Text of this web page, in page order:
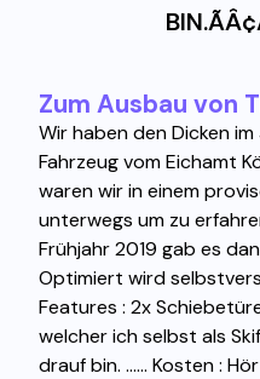
Zum Ausbau von
Wir haben den Dicken
Fahrzeug vom Eichamt
waren wir in einem
unterwegs um zu
Frühjahr 2019 gab es
Optimiert wird
Features : 2x
welcher ich selbst als
drauf bin. ...... Kosten :